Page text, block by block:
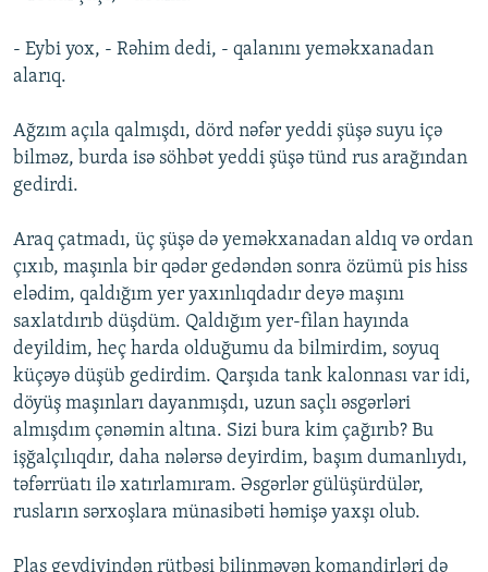
- Eybi yox, - Rəhim dedi, - qalanını yeməkxanadan
alarıq.
Ağzım açıla qalmışdı, dörd nəfər yeddi şüşə suyu içə
bilməz, burda isə söhbət yeddi şüşə tünd rus arağından
gedirdi.
Araq çatmadı, üç şüşə də yeməkxanadan aldıq və ordan
çıxıb, maşınla bir qədər gedəndən sonra özümü pis hiss
elədim, qaldığım yer yaxınlıqdadır deyə maşını
saxlatdırıb düşdüm. Qaldığım yer-filan hayında
deyildim, heç harda olduğumu da bilmirdim, soyuq
küçəyə düşüb gedirdim. Qarşıda tank kalonnası var idi,
döyüş maşınları dayanmışdı, uzun saçlı əsgərləri
almışdım çənəmin altına. Sizi bura kim çağırıb? Bu
işğalçılıqdır, daha nələrsə deyirdim, başım dumanlıydı,
təfərrüatı ilə xatırlamıram. Əsgərlər gülüşürdülər,
rusların sərxoşlara münasibəti həmişə yaxşı olub.
Plaş geydiyindən rütbəsi bilinməyən komandirləri də